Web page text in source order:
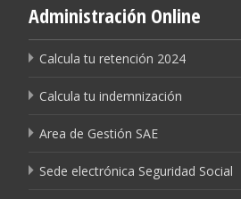
Administración Online
Calcula tu retención 2024
Calcula tu indemnización
Area de Gestión SAE
Sede electrónica Seguridad Social